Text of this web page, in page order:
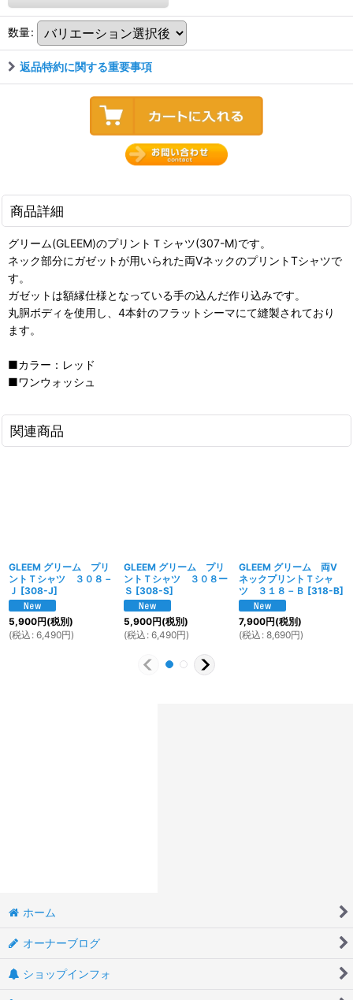
数量:
返品特約に関する重要事項
商品詳細
グリーム(GLEEM)のプリントＴシャツ(307-M)です。
ネック部分にガゼットが用いられた両VネックのプリントTシャツで
す。
ガゼットは額縁仕様となっている手の込んだ作り込みです。
丸胴ボディを使用し、4本針のフラットシーマにて縫製されており
ます。
■カラー：レッド
■ワンウォッシュ
関連商品
GLEEM グリーム プリ
ントＴシャツ ３０８－
Ｊ [308-J]
5,900円(税別)
(税込 : 6,490円)
GLEEM グリーム プリ
ントＴシャツ ３０８ー
Ｓ [308-S]
5,900円(税別)
(税込 : 6,490円)
GLEEM グリーム 両V
ネックプリントＴシャ
ツ ３１８－Ｂ [318-B]
7,900円(税別)
(税込 : 8,690円)
ホーム
オーナーブログ
ショップインフォ